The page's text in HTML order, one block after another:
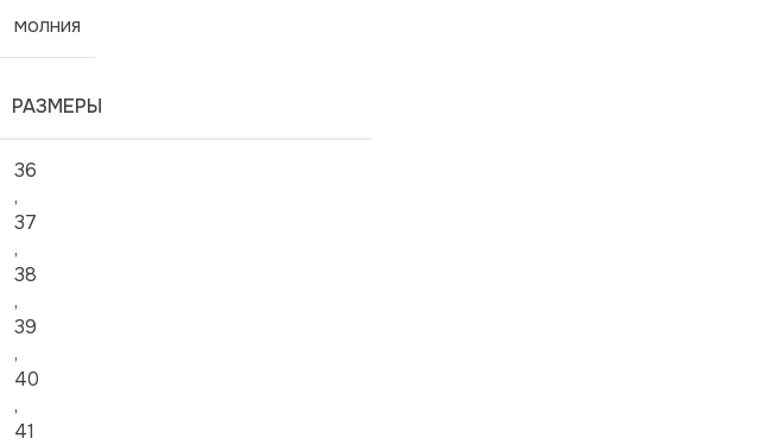
молния
РАЗМЕРЫ
36
,
37
,
38
,
39
,
40
,
41